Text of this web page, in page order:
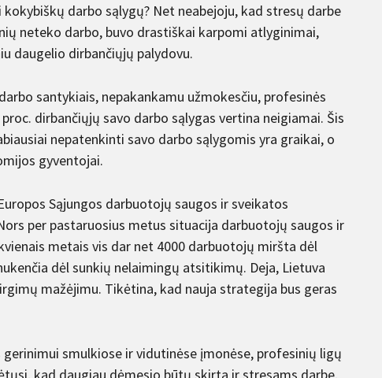
darbo sąlygų? Net neabejoju, kad stresų darbe
neteko darbo, buvo drastiškai karpomi atlyginimai,
daugelio dirbančiųjų palydovu.
santykiais, nepakankamu užmokesčiu, profesinės
dirbančiųjų savo darbo sąlygas vertina neigiamai. Šis
nepatenkinti savo darbo sąlygomis yra graikai, o
gyventojai.
Sąjungos darbuotojų saugos ir sveikatos
per pastaruosius metus situacija darbuotojų saugos ir
metais vis dar net 4000 darbuotojų miršta dėl
dėl sunkių nelaimingų atsitikimų. Deja, Lietuva
mažėjimu. Tikėtina, kad nauja strategija bus geras
smulkiose ir vidutinėse įmonėse, profesinių ligų